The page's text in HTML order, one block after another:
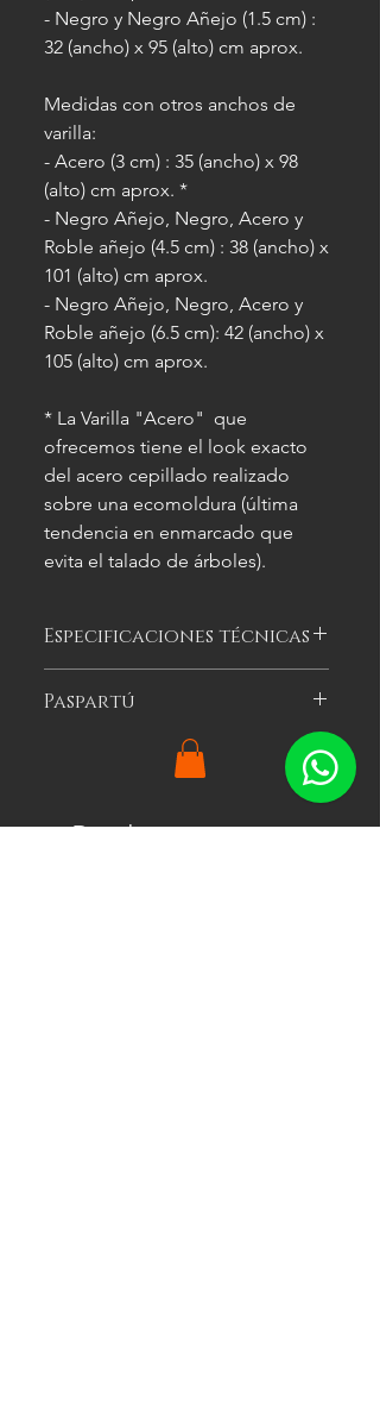
- Negro y Negro Añejo (1.5 cm) :
32 (ancho) x 95 (alto) cm aprox.
Medidas con otros anchos de
varilla:
- Acero (3 cm) : 35 (ancho) x 98
(alto) cm aprox. *
- Negro Añejo, Negro, Acero y
Roble añejo (4.5 cm) : 38 (ancho) x
101 (alto) cm aprox.
- Negro Añejo, Negro, Acero y
Roble añejo (6.5 cm): 42 (ancho) x
105 (alto) cm aprox.
* La Varilla "Acero" que
ofrecemos tiene el look exacto
del acero cepillado realizado
sobre una ecomoldura (última
tendencia en enmarcado que
evita el talado de árboles).
Especificaciones técnicas
ilustrativas, y las características del
Paspartú
Es el cartón especial de color que se
puede optar por colocar alrededor
agregarle impacto visual al cuadro.
Productos